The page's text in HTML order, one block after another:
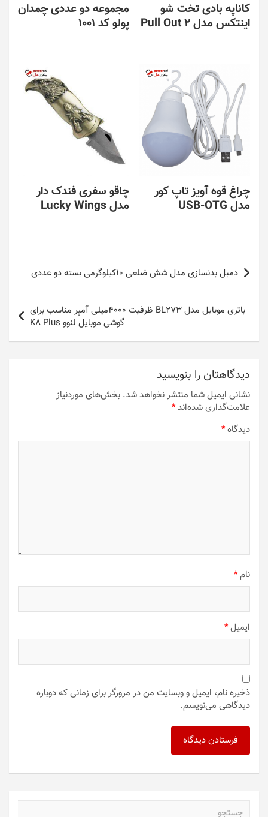
کاناپه بادی تخت شو
اینتکس مدل Pull Out 2
مجموعه دو عددی چمدان
پولو کد 1001
چراغ قوه آویز تاپ کور
مدل USB-OTG
چاقو سفری فندک دار
مدل Lucky Wings
راهبری
نوشته
دمبل بدنسازی مدل شش ضلعی 10کیلوگرمی بسته دو عددی
باتری موبایل مدل BL273 ظرفیت 4000میلی آمپر مناسب برای
گوشی موبایل لنوو K8 Plus
دیدگاهتان را بنویسید
نشانی ایمیل شما منتشر نخواهد شد. بخش‌های موردنیاز
علامت‌گذاری شده‌اند*
دیدگاه*
نام*
ایمیل*
ذخیره نام، ایمیل و وبسایت من در مرورگر برای زمانی که دوباره
دیدگاهی می‌نویسم.